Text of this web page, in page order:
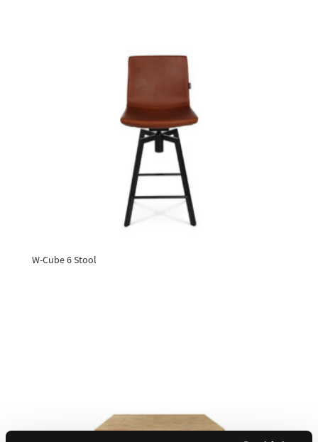
W-Cube 6 Stool